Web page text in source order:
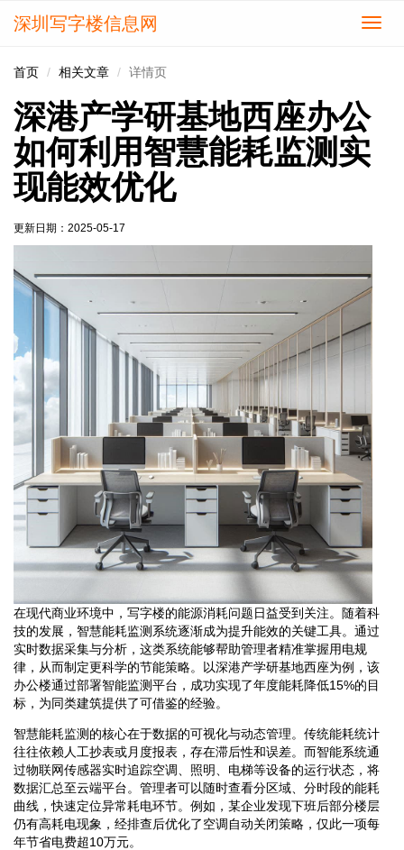
切
深圳写字楼信息网
首页 相关文章 详情页
深港产学研基地西座办公
如何利用智慧能耗监测实
现能效优化
更新日期： 2025-05-17
在现代商业环境中，写字楼的能源消耗问题日益受到关注。随着科
技的发展，智慧能耗监测系统逐渐成为提升能效的关键工具。通过
实时数据采集与分析，这类系统能够帮助管理者精准掌握用电规
律，从而制定更科学的节能策略。以深港产学研基地西座为例，该
办公楼通过部署智能监测平台，成功实现了年度能耗降低15%的目
标，为同类建筑提供了可借鉴的经验。
智慧能耗监测的核心在于数据的可视化与动态管理。传统能耗统计
往往依赖人工抄表或月度报表，存在滞后性和误差。而智能系统通
过物联网传感器实时追踪空调、照明、电梯等设备的运行状态，将
数据汇总至云端平台。管理者可以随时查看分区域、分时段的能耗
曲线，快速定位异常耗电环节。例如，某企业发现下班后部分楼层
仍有高耗电现象，经排查后优化了空调自动关闭策略，仅此一项每
年节省电费超10万元。